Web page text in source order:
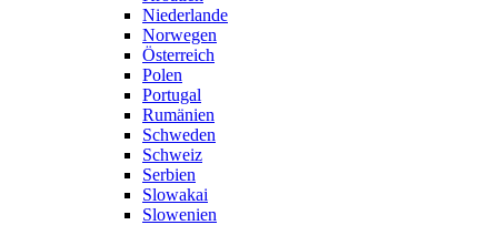
Niederlande
Norwegen
Österreich
Polen
Portugal
Rumänien
Schweden
Schweiz
Serbien
Slowakai
Slowenien